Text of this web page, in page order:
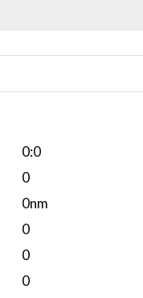
0:0
0
0nm
0
0
0